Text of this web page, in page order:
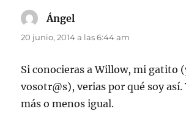
Ángel
20 junio, 2014 a las 6:44 am
Si conocieras a Willow, mi gatito
vosotr@s), verias por qué soy
más o menos igual.